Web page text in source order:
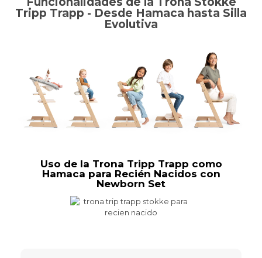
Tripp Trapp - Desde Hamaca hasta Silla
Evolutiva
Uso de la Trona Tripp Trapp como
Hamaca para Recién Nacidos con
Newborn Set